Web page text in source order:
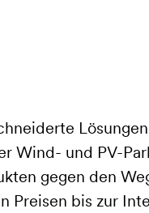
Wind- und PV-
gegen den
Preisen bis zur